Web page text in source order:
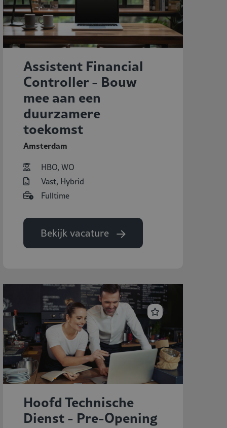
Assistent Financial
Controller - Bouw
mee aan een
duurzamere
toekomst
Amsterdam
HBO, WO
Vast, Hybrid
Fulltime
Bekijk vacature
Hoofd Technische
Dienst - Pre-Opening